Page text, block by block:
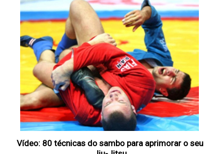
Vídeo: 80 técnicas do sambo para aprimorar o seu